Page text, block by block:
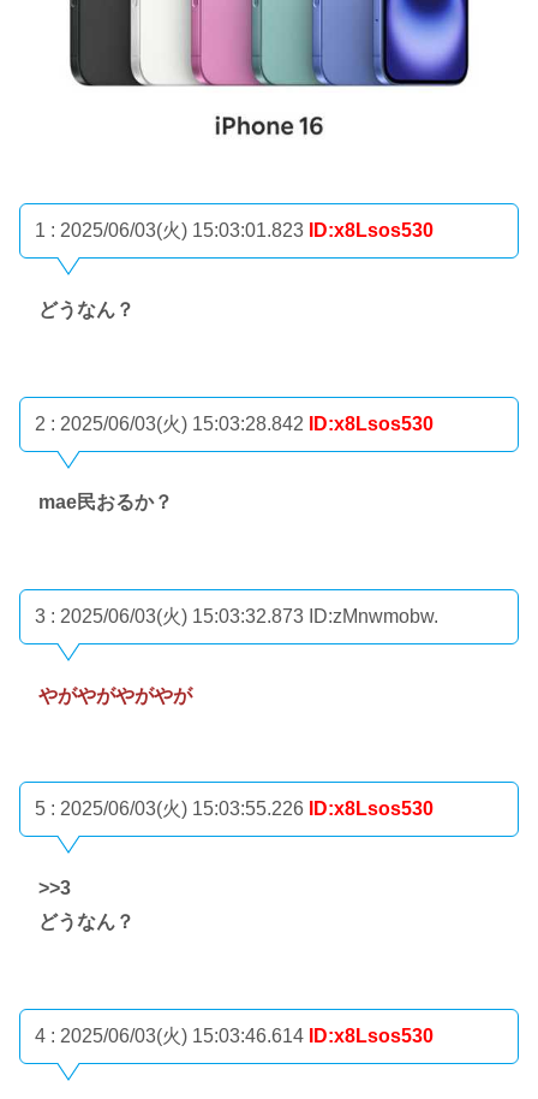
1 : 2025/06/03(火) 15:03:01.823 ID:x8Lsos530
どうなん？
2 : 2025/06/03(火) 15:03:28.842 ID:x8Lsos530
mae民おるか？
3 : 2025/06/03(火) 15:03:32.873 ID:zMnwmobw.
やがやがやがやが
5 : 2025/06/03(火) 15:03:55.226 ID:x8Lsos530
>>3
どうなん？
4 : 2025/06/03(火) 15:03:46.614 ID:x8Lsos530